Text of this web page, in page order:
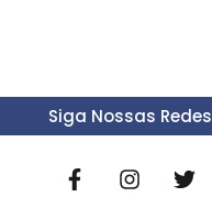
Siga Nossas Redes